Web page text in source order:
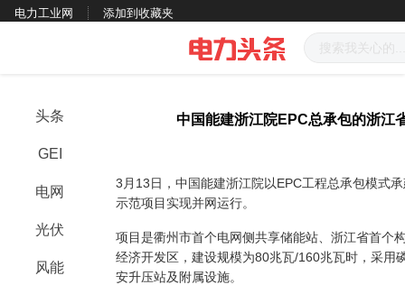
电力工业网 添加到收藏夹
头条
GEI
电网
光伏
风能
中国能建浙江院EPC总承包的浙江
3月13日，中国能建浙江院以EPC工程总承包模式
示范项目实现并网运行。
项目是衢州市首个电网侧共享储能站、浙江省首个
经济开发区，建设规模为80兆瓦/160兆瓦时，采用
安升压站及附属设施。